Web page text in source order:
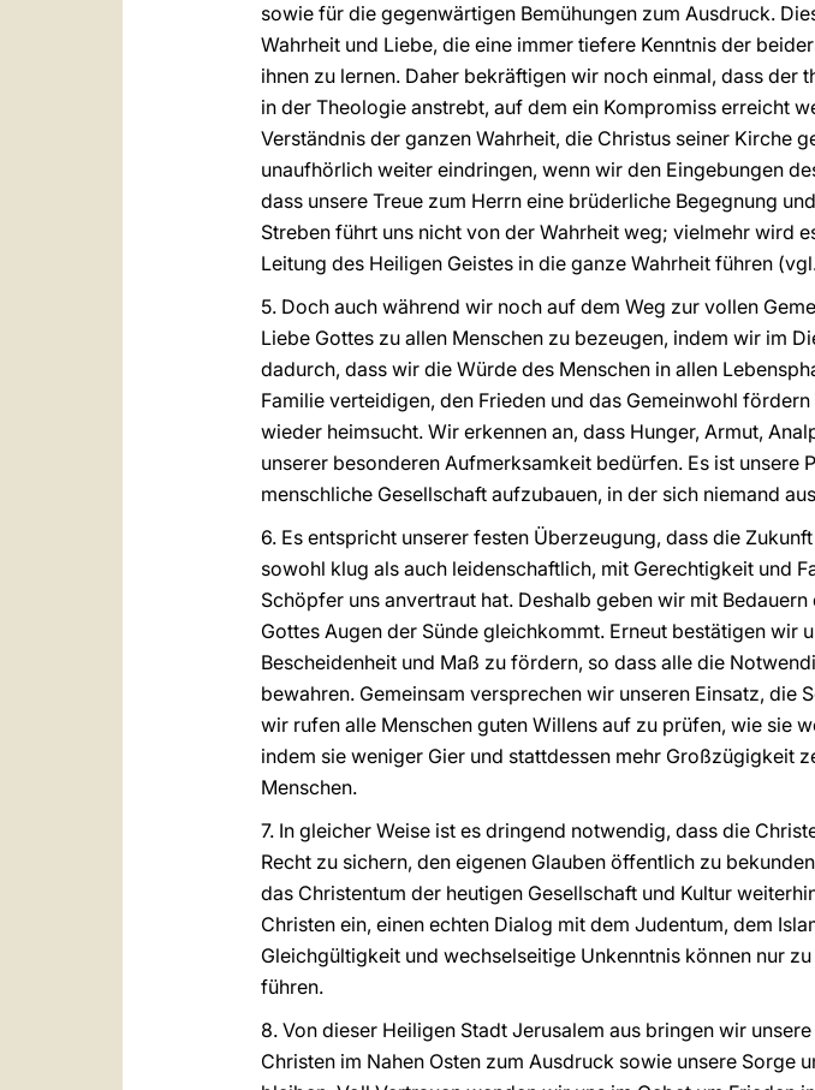
sowie für die gegenwärtigen Bemühungen zum Ausdruck.
Wahrheit und Liebe, die eine immer tiefere Kenntnis der
ihnen zu lernen. Daher bekräftigen wir noch einmal, dass
in der Theologie anstrebt, auf dem ein Kompromiss erreicht
Verständnis der ganzen Wahrheit, die Christus seiner Kirche
unaufhörlich weiter eindringen, wenn wir den Eingebungen
dass unsere Treue zum Herrn eine brüderliche Begegnung
Streben führt uns nicht von der Wahrheit weg; vielmehr wird
Leitung des Heiligen Geistes in die ganze Wahrheit führen
5. Doch auch während wir noch auf dem Weg zur vollen
Liebe Gottes zu allen Menschen zu bezeugen, indem wir im
dadurch, dass wir die Würde des Menschen in allen
Familie verteidigen, den Frieden und das Gemeinwohl
wieder heimsucht. Wir erkennen an, dass Hunger, Armut,
unserer besonderen Aufmerksamkeit bedürfen. Es ist unsere
menschliche Gesellschaft aufzubauen, in der sich niemand
6. Es entspricht unserer festen Überzeugung, dass die
sowohl klug als auch leidenschaftlich, mit Gerechtigkeit und
Schöpfer uns anvertraut hat. Deshalb geben wir mit
Gottes Augen der Sünde gleichkommt. Erneut bestätigen wir
Bescheidenheit und Maß zu fördern, so dass alle die
bewahren. Gemeinsam versprechen wir unseren Einsatz,
wir rufen alle Menschen guten Willens auf zu prüfen, wie sie
indem sie weniger Gier und stattdessen mehr Großzügigkeit
Menschen.
7. In gleicher Weise ist es dringend notwendig, dass die
Recht zu sichern, den eigenen Glauben öffentlich zu
das Christentum der heutigen Gesellschaft und Kultur
Christen ein, einen echten Dialog mit dem Judentum, dem
Gleichgültigkeit und wechselseitige Unkenntnis können nur
führen.
8. Von dieser Heiligen Stadt Jerusalem aus bringen wir
Christen im Nahen Osten zum Ausdruck sowie unsere